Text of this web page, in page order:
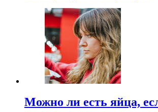
Можно ли есть яйца,